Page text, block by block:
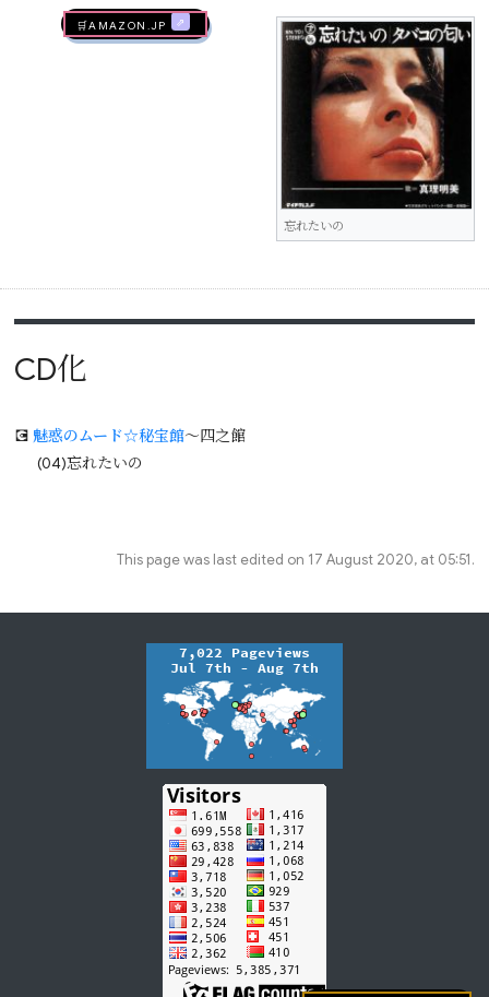
忘れたいの
🛒AMAZON.jp
CD化
💽 魅惑のムード☆秘宝館～四之館
(04)忘れたいの
This page was last edited on 17 August 2020, at 05:51.